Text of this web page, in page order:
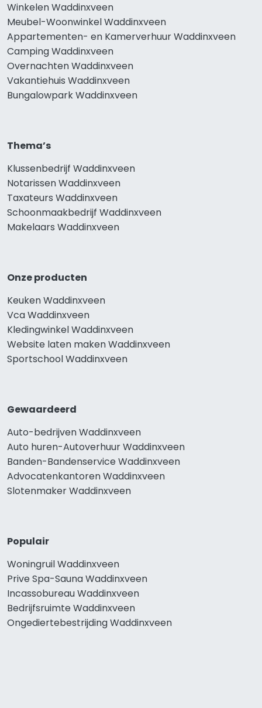
Winkelen Waddinxveen
Meubel-Woonwinkel Waddinxveen
Appartementen- en Kamerverhuur Waddinxveen
Camping Waddinxveen
Overnachten Waddinxveen
Vakantiehuis Waddinxveen
Bungalowpark Waddinxveen
Thema’s
Klussenbedrijf Waddinxveen
Notarissen Waddinxveen
Taxateurs Waddinxveen
Schoonmaakbedrijf Waddinxveen
Makelaars Waddinxveen
Onze producten
Keuken Waddinxveen
Vca Waddinxveen
Kledingwinkel Waddinxveen
Website laten maken Waddinxveen
Sportschool Waddinxveen
Gewaardeerd
Auto-bedrijven Waddinxveen
Auto huren-Autoverhuur Waddinxveen
Banden-Bandenservice Waddinxveen
Advocatenkantoren Waddinxveen
Slotenmaker Waddinxveen
Populair
Woningruil Waddinxveen
Prive Spa-Sauna Waddinxveen
Incassobureau Waddinxveen
Bedrijfsruimte Waddinxveen
Ongediertebestrijding Waddinxveen